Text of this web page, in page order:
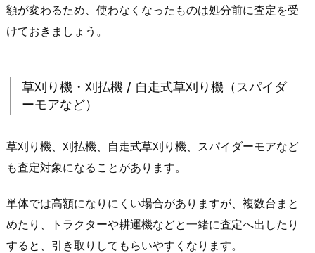
額が変わるため、使わなくなったものは処分前に査定を受
けておきましょう。
草刈り機・刈払機 / 自走式草刈り機（スパイダ
ーモアなど）
草刈り機、刈払機、自走式草刈り機、スパイダーモアなど
も査定対象になることがあります。
単体では高額になりにくい場合がありますが、複数台まと
めたり、トラクターや耕運機などと一緒に査定へ出したり
すると、引き取りしてもらいやすくなります。